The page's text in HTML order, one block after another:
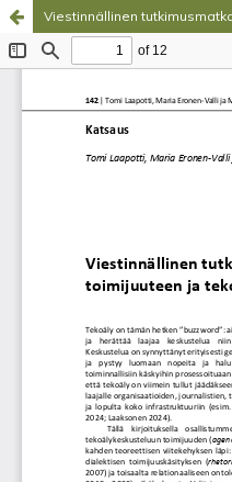
Viestinnällinen
Palvelua ylläpitää